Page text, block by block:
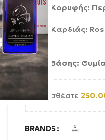
Νότες Κορυφής:
Νότες Καρδιάς:
Ίριδας
Νότες Βάσης:
Προσθέστε
BRANDS